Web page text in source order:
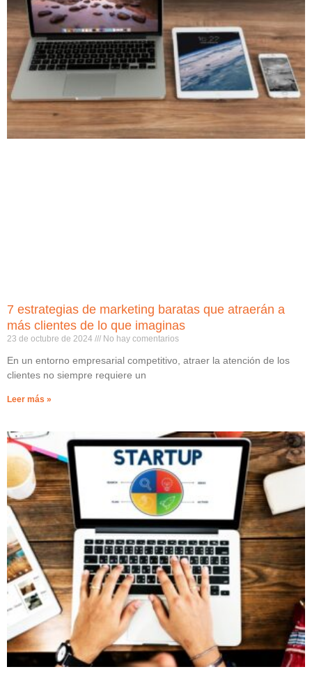
7 estrategias de marketing baratas que atraerán a
más clientes de lo que imaginas
23 de octubre de 2024 No hay comentarios
En un entorno empresarial competitivo, atraer la atención de los
clientes no siempre requiere un
Leer más »